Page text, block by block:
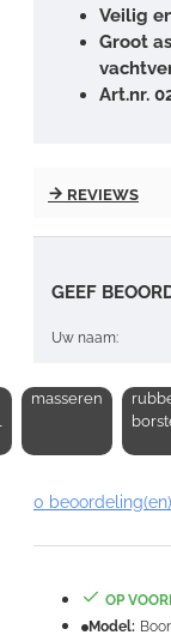
Veilig
Groot
Art.nr.
REVIEWS
GEEF
Uw naam:
Waardering:
Slecht
masseren
0 beoordeling(en)
OP
Model: